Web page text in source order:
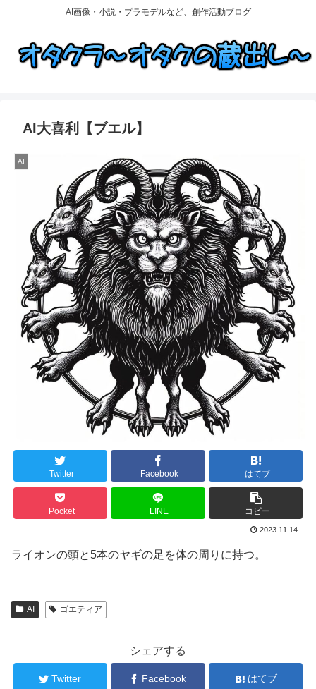
AI画像・小説・プラモデルなど、創作活動ブログ
AI大喜利【ブエル】
AI
Twitter Facebook はてブ
Pocket LINE コピー
2023.11.14
ライオンの頭と5本のヤギの足を体の周りに持つ。
AI ゴエティア
シェアする
Twitter Facebook はてブ